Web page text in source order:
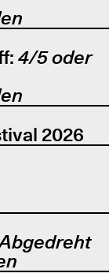
4/5 oder
2026